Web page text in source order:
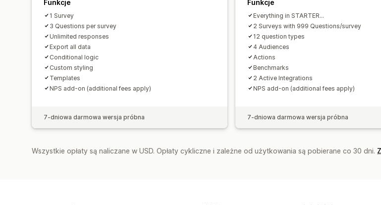
Funkcje
1 Survey
3 Questions per survey
Unlimited responses
Export all data
Conditional logic
Custom styling
Templates
NPS add-on (additional fees apply)
7-dniowa darmowa wersja próbna
Funkcje
Everything in STARTER...
2 Surveys with 999 Questions/survey
12 question types
4 Audiences
Actions
Benchmarks
2 Active Integrations
NPS add-on (additional fees apply)
7-dniowa darmowa wersja próbna
Wszystkie opłaty są naliczane w USD. Opłaty cykliczne i zależne od użytkowania są pobierane co 30 dni.